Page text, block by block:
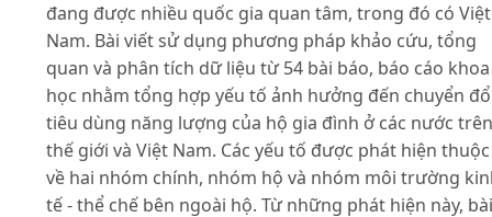
đang được nhiều quốc gia quan tâm, trong đó có Việt
Nam. Bài viết sử dụng phương pháp khảo cứu, tổng
quan và phân tích dữ liệu từ 54 bài báo, báo cáo khoa
học nhằm tổng hợp yếu tố ảnh hưởng đến chuyển
tiêu dùng năng lượng của hộ gia đình ở các nước trên
thế giới và Việt Nam. Các yếu tố được phát hiện thuộc
về hai nhóm chính, nhóm hộ và nhóm môi trường
tế - thể chế bên ngoài hộ. Từ những phát hiện này, bài